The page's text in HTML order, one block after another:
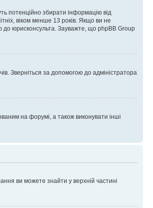
потенційно збирати інформацію від
віком менше 13 років. Якщо ви не
до юрисконсульта. Зауважте, що phpBB Group
Зверніться за допомогою до адміністратора
на форумі, а також виконувати інші
ви можете знайти у верхній частині